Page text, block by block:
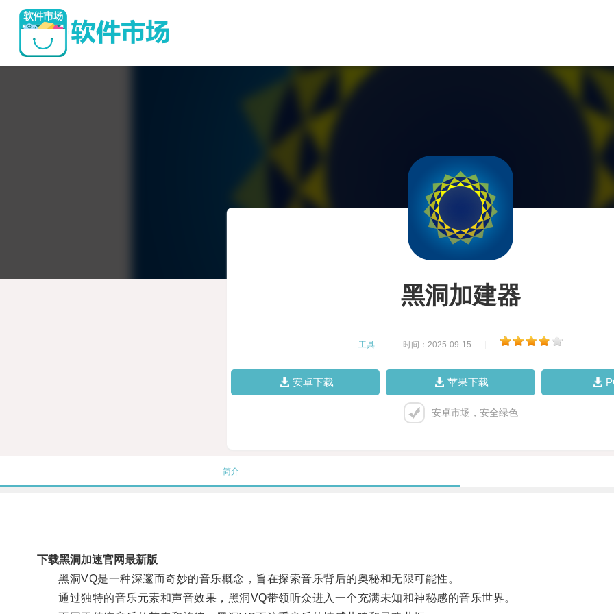
黑洞加建器
工具 时间：2025-09-15
安卓下载 苹果下载
安卓市场，安全绿色
简介
下载黑洞加速官网最新版
黑洞VQ是一种深邃而奇妙的音乐概念，旨在探索音乐背后的奥秘和无限可能性。
通过独特的音乐元素和声音效果，黑洞VQ带领听众进入一个充满未知和神秘感的音乐世界。